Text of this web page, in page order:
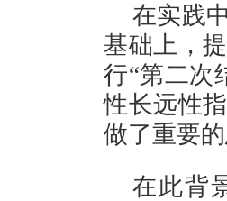
在实践
基础上，
行“第二次
性长远性
做了重要的
在此背